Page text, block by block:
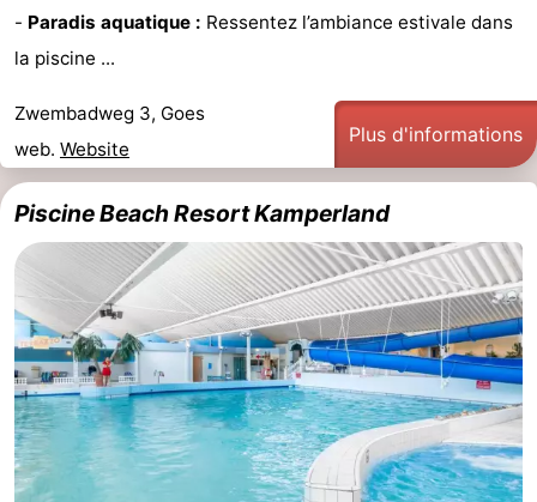
Faire
du
vélo
-
Randonnée
-
Équitation
-
Terrains
de
golf
-
Surfen
-
Peche
Sportive
-
Equitation
Immersion
- Paradis aquatique : Ressentez l’ambiance estivale dans
la piscine ...
Zwembadweg 3, Goes
web. Website
Plus d'informations
Piscine Beach Resort Kamperland